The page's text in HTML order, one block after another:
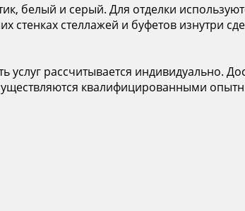
белый и серый. Для отделки
стеллажей и буфетов изнутри
рассчитывается индивидуально.
квалифицированными